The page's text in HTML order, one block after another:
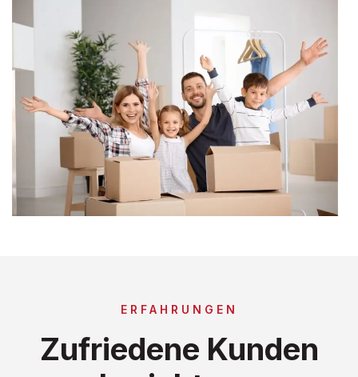
ERFAHRUNGEN
Zufriedene Kunden